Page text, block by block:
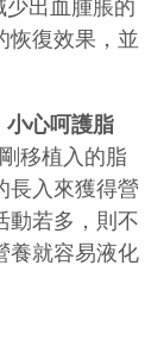
少出血腫脹的
恢復效果，並
小心呵護脂
移植入的脂
長入來獲得營
動若多，則不
養就容易液化